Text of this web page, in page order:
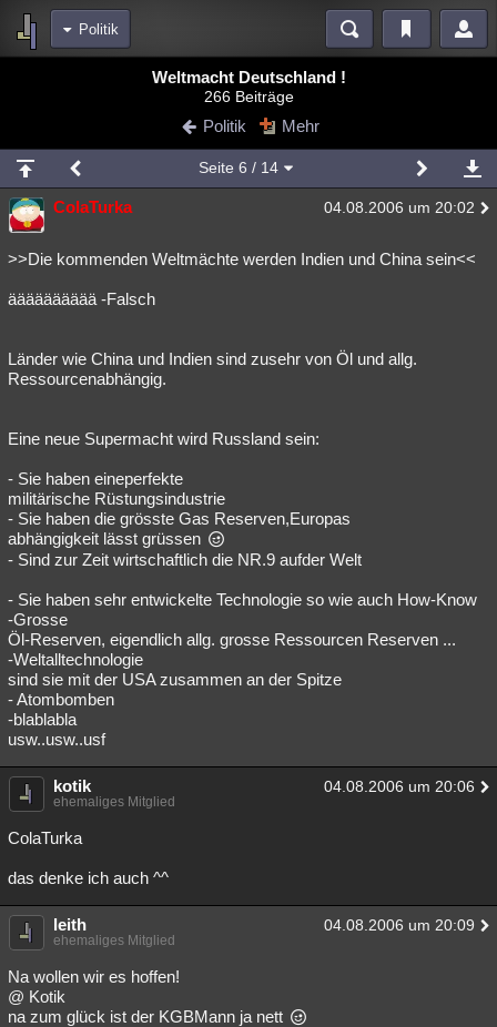
Politik
Blogs Videos
Chat Wiki Neuigkeiten
meine Rubriken
Menschen Wissenschaft Mystery Kriminalfälle
Spiritualität Verschwörungen Technologie Ufologie
Natur Umfragen
Philosophie Träume Orte Esoterik Literatur
Clash
Übersichten
Besucht Teilgenommen Alle Neue
Lesenswert Schlüsselwörter
Weltmacht Deutschland !
266 Beiträge
Politik Mehr
Seite 6 / 14
ColaTurka 04.08.2006 um 20:02
>>Die kommenden Weltmächte werden Indien und China sein<<
ääääääääää -Falsch
Länder wie China und Indien sind zusehr von Öl und allg.
Ressourcenabhängig.
Eine neue Supermacht wird Russland sein:
- Sie haben eineperfekte
militärische Rüstungsindustrie
- Sie haben die grösste Gas Reserven,Europas
abhängigkeit lässt grüssen
- Sind zur Zeit wirtschaftlich die NR.9 aufder Welt
- Sie haben sehr entwickelte Technologie so wie auch How-Know
-Grosse
Öl-Reserven, eigendlich allg. grosse Ressourcen Reserven ...
-Weltalltechnologie
sind sie mit der USA zusammen an der Spitze
- Atombomben
-blablabla
usw..usw..usf
kotik 04.08.2006 um 20:06
ehemaliges Mitglied
ColaTurka
das denke ich auch ^^
leith 04.08.2006 um 20:09
ehemaliges Mitglied
Na wollen wir es hoffen!
@ Kotik
na zum glück ist der KGBMann ja nett